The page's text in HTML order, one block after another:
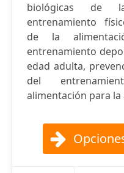
biológicas de
entrenamiento
de la
entrenamiento
edad adulta,
del
alimentación para la